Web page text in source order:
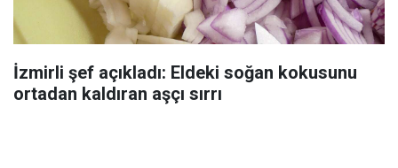
İzmirli şef açıkladı: Eldeki soğan kokusunu
ortadan kaldıran aşçı sırrı